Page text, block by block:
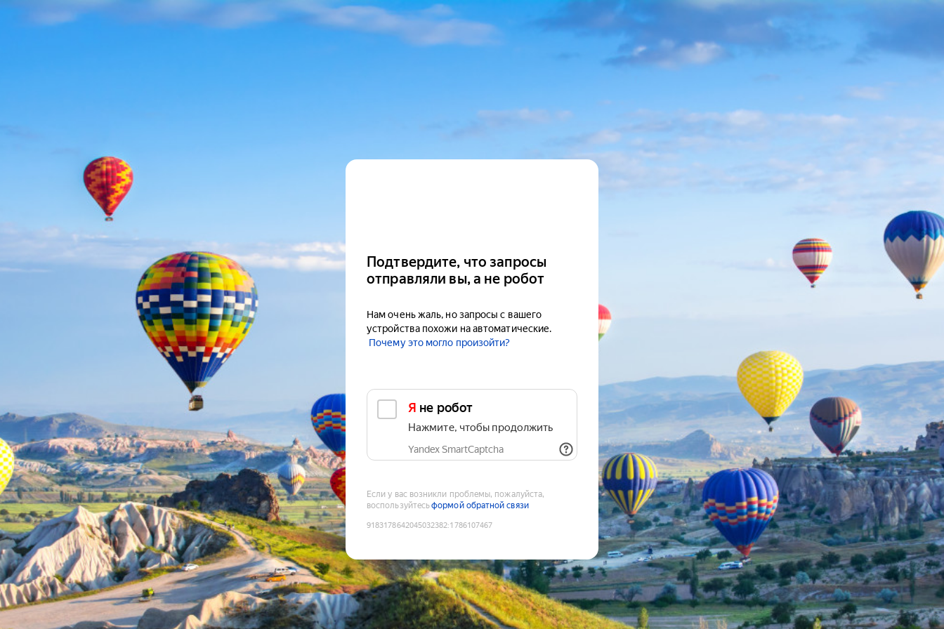
Подтвердите, что запросы
отправляли вы, а не робот
Нам очень жаль, но запросы с вашего
устройства похожи на автоматические.
Почему это могло произойти?
Я не робот
Нажмите, чтобы продолжить
Yandex SmartCaptcha
Если у вас возникли проблемы, пожалуйста,
воспользуйтесьформой обратной связи
9183178642045032382:1786107467